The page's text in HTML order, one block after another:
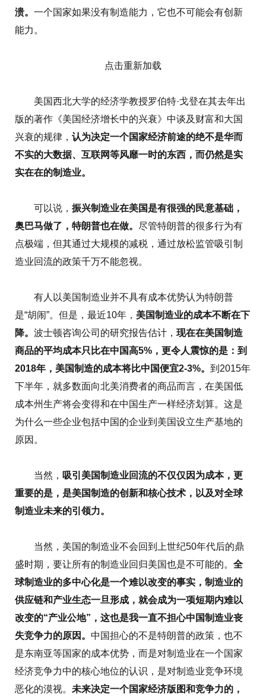
溃。 一个国家如果没有制造能力，它也不可能会有创新
能力。
点击重新加载
美国西北大学的经济学教授罗伯特·戈登在其去年出
版的著作《美国经济增长中的兴衰》中谈及财富和大国
兴衰的规律， 认为决定一个国家经济前途的绝不是华而
不实的大数据、互联网等风靡一时的东西，而仍然是实
实在在的制造业。
可以说， 振兴制造业在美国是有很强的民意基础，
奥巴马做了，特朗普也在做。 尽管特朗普的很多行为有
点极端，但其通过大规模的减税，通过放松监管吸引制
造业回流的政策千万不能忽视。
有人以美国制造业并不具有成本优势认为特朗普
是“胡闹”。但是，最近10年， 美国制造业的成本不断在下
降。 波士顿咨询公司的研究报告估计， 现在在美国制造
商品的平均成本只比在中国高5%，更令人震惊的是：到
2018年，美国制造的成本将比中国便宜2-3%。 到2015年
下半年，就多数面向北美消费者的商品而言，在美国低
成本州生产将会变得和在中国生产一样经济划算。这是
为什么一些企业包括中国的企业到美国设立生产基地的
原因。
当然， 吸引美国制造业回流的不仅仅因为成本，更
重要的是，是美国制造的创新和核心技术，以及对全球
制造业未来的引领力。
当然，美国的制造业不会回到上世纪50年代后的鼎
盛时期，要让所有的制造业回归美国也是不可能的。 全
球制造业的多中心化是一个难以改变的事实，制造业的
供应链和产业生态一旦形成，就会成为一项短期内难以
改变的“产业公地”，这也是我一直不担心中国制造业丧
失竞争力的原因。 中国担心的不是特朗普的政策，也不
是东南亚等国家的成本优势，而是对制造业在一个国家
经济竞争力中的核心地位的认识，是对制造业竞争环境
恶化的漠视。 未来决定一个国家经济版图和竞争力的，